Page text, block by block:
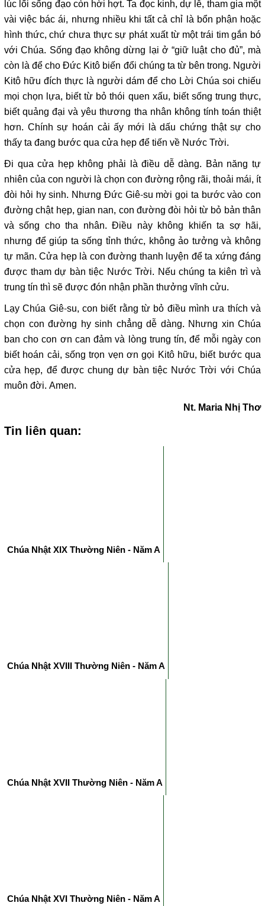
lúc lối sống đạo còn hời hợt. Ta đọc kinh, dự lễ, tham gia một
vài việc bác ái, nhưng nhiều khi tất cả chỉ là bổn phận hoặc
hình thức, chứ chưa thực sự phát xuất từ một trái tim gắn bó
với Chúa. Sống đạo không dừng lại ở “giữ luật cho đủ”, mà
còn là để cho Đức Kitô biến đổi chúng ta từ bên trong. Người
Kitô hữu đích thực là người dám để cho Lời Chúa soi chiếu
mọi chọn lựa, biết từ bỏ thói quen xấu, biết sống trung thực,
biết quảng đại và yêu thương tha nhân không tính toán thiệt
hơn. Chính sự hoán cải ấy mới là dấu chứng thật sự cho
thấy ta đang bước qua cửa hẹp để tiến về Nước Trời.
Đi qua cửa hẹp không phải là điều dễ dàng. Bản năng tự
nhiên của con người là chọn con đường rộng rãi, thoải mái, ít
đòi hỏi hy sinh. Nhưng Đức Giê-su mời gọi ta bước vào con
đường chật hẹp, gian nan, con đường đòi hỏi từ bỏ bản thân
và sống cho tha nhân. Điều này không khiến ta sợ hãi,
nhưng để giúp ta sống tỉnh thức, không ảo tưởng và không
tự mãn. Cửa hẹp là con đường thanh luyện để ta xứng đáng
được tham dự bàn tiệc Nước Trời. Nếu chúng ta kiên trì và
trung tín thì sẽ được đón nhận phần thưởng vĩnh cửu.
Lạy Chúa Giê-su, con biết rằng từ bỏ điều mình ưa thích và
chọn con đường hy sinh chẳng dễ dàng. Nhưng xin Chúa
ban cho con ơn can đảm và lòng trung tín, để mỗi ngày con
biết hoán cải, sống trọn vẹn ơn gọi Kitô hữu, biết bước qua
cửa hẹp, để được chung dự bàn tiệc Nước Trời với Chúa
muôn đời. Amen.
Nt. Maria Nhị Thơ
Tin liên quan:
Chúa Nhật XIX Thường Niên - Năm A
Chúa Nhật XVIII Thường Niên - Năm A
Chúa Nhật XVII Thường Niên - Năm A
Chúa Nhật XVI Thường Niên - Năm A